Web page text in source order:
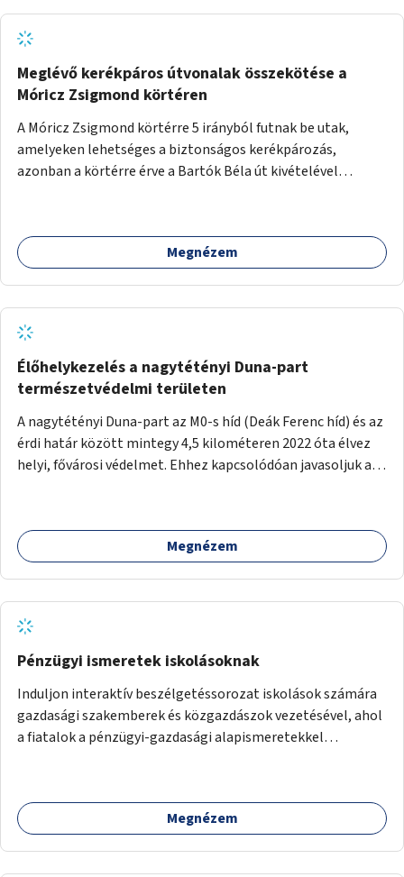
Meglévő kerékpáros útvonalak összekötése a
Móricz Zsigmond körtéren
A Móricz Zsigmond körtérre 5 irányból futnak be utak,
amelyeken lehetséges a biztonságos kerékpározás,
azonban a körtérre érve a Bartók Béla út kivételével
Megnézem
Élőhelykezelés a nagytétényi Duna-part
természetvédelmi területen
A nagytétényi Duna-part az M0-s híd (Deák Ferenc híd) és az
érdi határ között mintegy 4,5 kilométeren 2022 óta élvez
helyi, fővárosi védelmet. Ehhez kapcsolódóan javasoljuk a
Megnézem
Pénzügyi ismeretek iskolásoknak
Induljon interaktív beszélgetéssorozat iskolások számára
gazdasági szakemberek és közgazdászok vezetésével, ahol
a fiatalok a pénzügyi-gazdasági alapismeretekkel
számára, önkormányzati intézményben vagy külső
helyszínen iskolai együttműködéssel. A szervezést az
Megnézem